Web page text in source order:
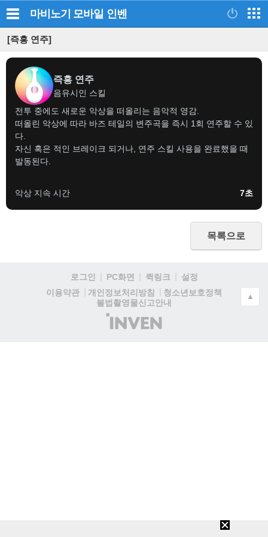
마비노기 모바일 인벤
[즉흥 연주]
즉흥 연주
음유시인 스킬
전투 중에도 새로운 악상을 떠올리는 음악적 영감.
떠올린 악상에 따라 바즈 테일의 변주곡을 즉시 1회 연주할 수 있
다.
자신 혹은 적인 브레이크 되거나, 연주 스킬 사용을 완료했을 때
발동된다.
악상 지속 시간 7초
목록으로
로그인 PC화면 퀵링크
설정
이용약관
개인정보처리방침
청소년보호정책
불법촬영물신고안내
(주)
인
▲